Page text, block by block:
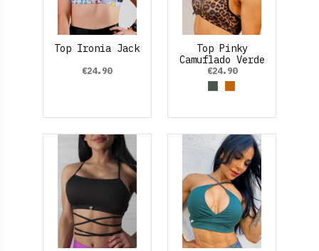
Top Ironia Jack
€24.90
Top Pinky
Camuflado Verde
Oliva
€24.90
Verde Oliva
Brown